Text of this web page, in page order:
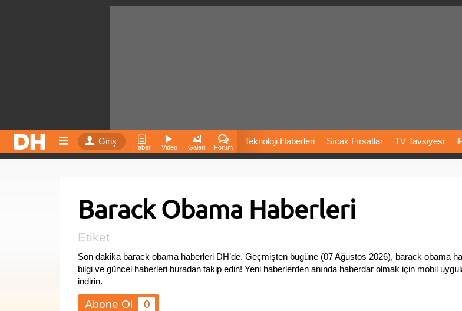
Giriş
Haber Video Galeri Forum
Teknoloji Haberleri Sıcak Fırsatlar TV Tavsiyesi
Fiyatları Vizyondaki Filmler
Barack Obama Haberleri
Etiket
Son dakika barack obama haberleri DH’de. Geçmişten bugüne (07 Ağustos 2026), barack obama
bilgi ve güncel haberleri buradan takip edin! Yeni haberlerden anında haberdar olmak için mobil
indirin.
0